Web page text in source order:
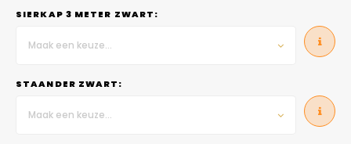
SIERKAP 3 METER ZWART:
Maak een keuze...
STAANDER ZWART:
Maak een keuze...